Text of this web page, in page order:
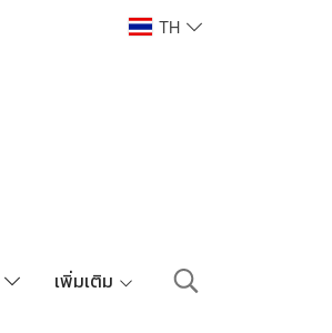
TH
เพิ่มเติม